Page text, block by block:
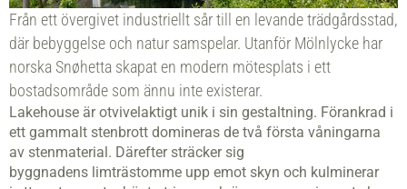
Från ett övergivet industriellt sår till en levande trädgårdsstad,
där bebyggelse och natur samspelar. Utanför Mölnlycke har
norska Snøhetta skapat en modern mötesplats i ett
bostadsområde som ännu inte existerar.
Lakehouse är otvivelaktigt unik i sin gestaltning. Förankrad i
ett gammalt stenbrott domineras de två första våningarna
av stenmaterial. Därefter sträcker sig
byggnadens limträstomme upp emot skyn och kulminerar